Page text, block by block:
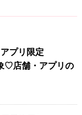
プリ限定
♡店舗・アプリの